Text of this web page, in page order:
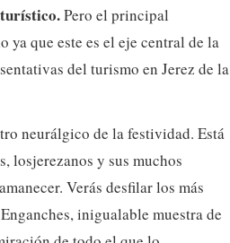
Pero el principal
ya que este es el eje central de la
del turismo en Jerez de la
neurálgico de la festividad. Está
losjerezanos y sus muchos
Verás desfilar los más
inigualable muestra de